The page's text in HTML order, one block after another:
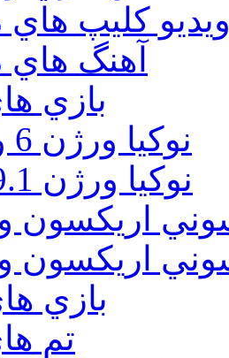
كليپ هاي
آهنگ هاي
بازي
نوكيا ورژن 6 و 7 و 8
نوكيا ورژن 9.1 و 9.2
اريكسون
اريكسون
بازي
تم